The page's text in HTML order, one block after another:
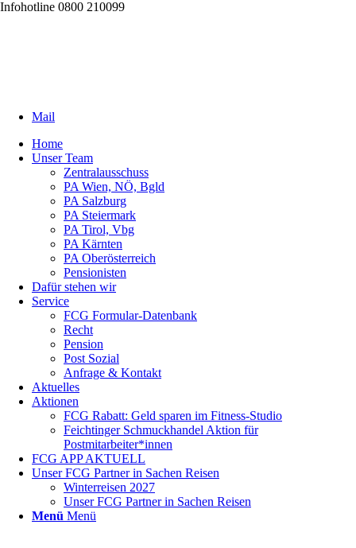
Infohotline 0800 210099
Mail
Home
Unser Team
Zentralausschuss
PA Wien, NÖ, Bgld
PA Salzburg
PA Steiermark
PA Tirol, Vbg
PA Kärnten
PA Oberösterreich
Pensionisten
Dafür stehen wir
Service
FCG Formular-Datenbank
Recht
Pension
Post Sozial
Anfrage & Kontakt
Aktuelles
Aktionen
FCG Rabatt: Geld sparen im Fitness-Studio
Feichtinger Schmuckhandel Aktion für
Postmitarbeiter*innen
FCG APP AKTUELL
Unser FCG Partner in Sachen Reisen
Winterreisen 2027
Unser FCG Partner in Sachen Reisen
Menü Menü